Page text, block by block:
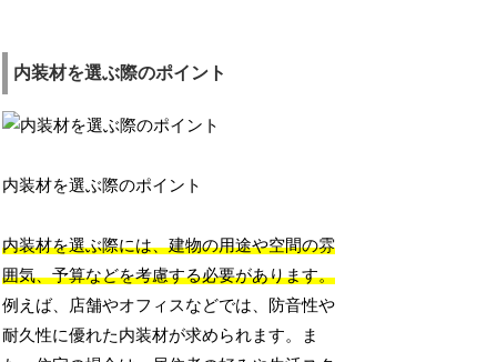
内装材を選ぶ際のポイント
内装材を選ぶ際のポイント
内装材を選ぶ際には、建物の用途や空間の雰
囲気、予算などを考慮する必要があります。
例えば、店舗やオフィスなどでは、防音性や
耐久性に優れた内装材が求められます。ま